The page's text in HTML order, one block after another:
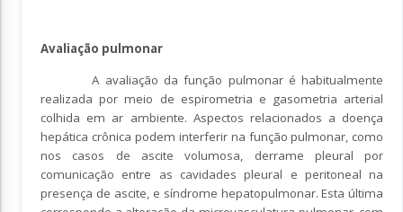
Avaliação pulmonar
A avaliação da função pulmonar é habitualmente
realizada por meio de espirometria e gasometria arterial
colhida em ar ambiente. Aspectos relacionados a doença
hepática crônica podem interferir na função pulmonar, como
nos casos de ascite volumosa, derrame pleural por
comunicação entre as cavidades pleural e peritoneal na
presença de ascite, e síndrome hepatopulmonar. Esta última